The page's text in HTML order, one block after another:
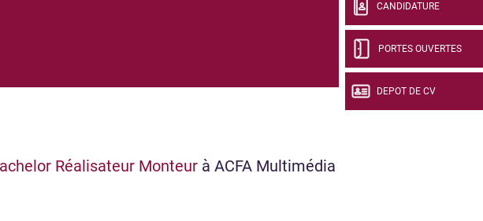
CANDIDATURE
PORTES OUVERTES
DEPOT DE CV
Réalisateur Monteur à ACFA Multimédia